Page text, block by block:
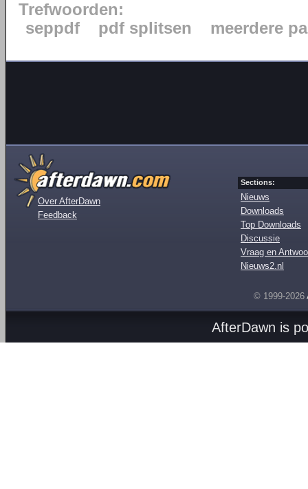
Trefwoorden:
seppdf
pdf splitsen meerdere
Over AfterDawn
Feedback
Sections:
Nieuws
Downloads
Top Downloads
Discussie
Vraag en
Nieuws2.nl
© 1999-2026
AfterDawn is